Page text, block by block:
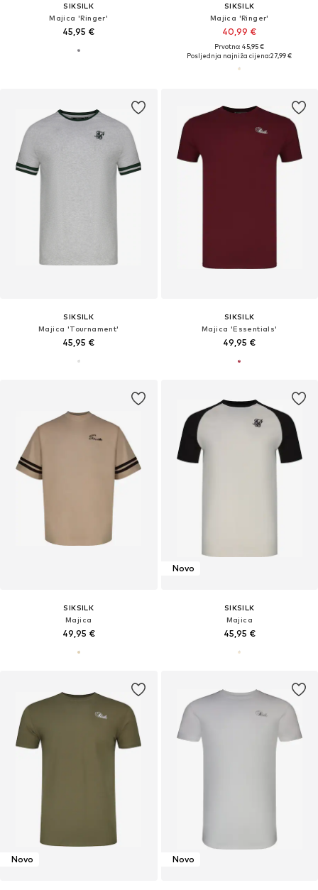
SIKSILK
Majica 'Ringer'
45,95 €
SIKSILK
Majica 'Ringer'
40,99 €
Prvotno: 45,95 €
Posljednja najniža cijena:27,99 €
SIKSILK
Majica 'Tournament'
45,95 €
SIKSILK
Majica 'Essentials'
49,95 €
SIKSILK
Majica
49,95 €
Novo
SIKSILK
Majica
45,95 €
Novo Novo